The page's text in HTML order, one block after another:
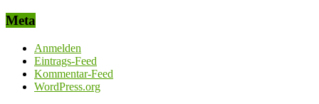
Meta
Anmelden
Eintrags-Feed
Kommentar-Feed
WordPress.org